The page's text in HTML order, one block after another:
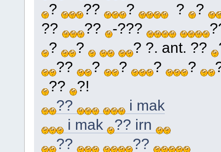
?
?? ? ?
?
??
?? -???
?
? ? ?. ant. ??
??
? ? ? ?
??
?!
??
i mak
i mak
?? irn
??
??